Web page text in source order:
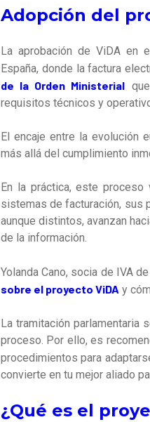
Adopción del
La aprobación de ViDA en
España, donde la factura
de la Orden Ministerial que
requisitos técnicos y
El encaje entre la evolución
más allá del cumplimiento
En la práctica, este
sistemas de facturación, sus
aunque distintos, avanzan
de la información.
Yolanda Cano, socia de IVA
sobre el proyecto ViDA y
La tramitación
proceso. Por ello, es
procedimientos para
convierte en tu mejor aliado
¿Qué es el